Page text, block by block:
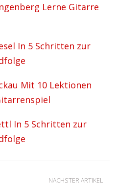
Lerne Gitarre
In 5 Schritten zur
Mit 10 Lektionen
In 5 Schritten zur
NÄCHSTER ARTIKEL